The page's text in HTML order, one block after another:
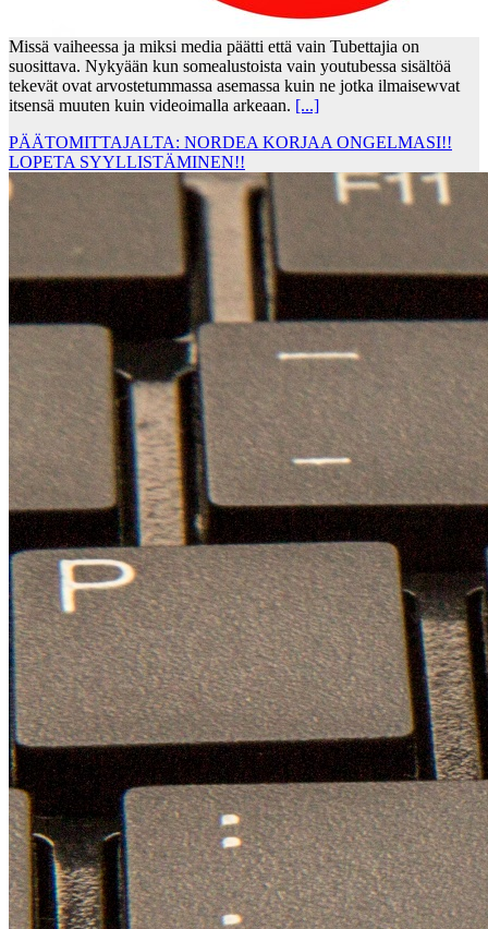
Missä vaiheessa ja miksi media päätti että vain Tubettajia on
suosittava. Nykyään kun somealustoista vain youtubessa sisältöä
tekevät ovat arvostetummassa asemassa kuin ne jotka ilmaisewvat
itsensä muuten kuin videoimalla arkeaan. [...]
PÄÄTOMITTAJALTA: NORDEA KORJAA ONGELMASI!!
LOPETA SYYLLISTÄMINEN!!